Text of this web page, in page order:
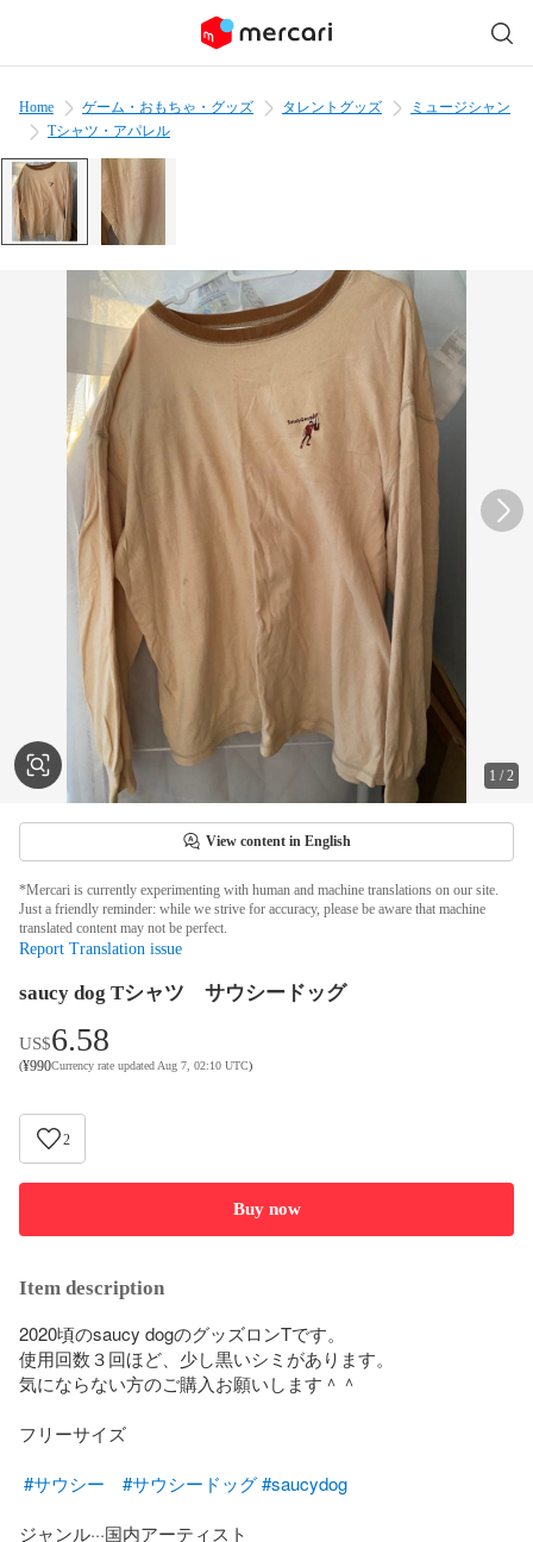
Home ゲーム・おもちゃ・グッズ タレントグッズ
ミュージシャン
Tシャツ・アパレル
1 /2
View content in English
*Mercari is currently experimenting with human and machine translations on our site.
Just a friendly reminder: while we strive for accuracy, please be aware that machine
translated content may not be perfect.
Report Translation issue
saucy dog Tシャツ サウシードッグ
US$6.58
(¥990Currency rate updated Aug 7, 02:10 UTC)
2
Buy now
Item description
2020頃のsaucy dogのグッズロンTです。
使用回数３回ほど、少し黒いシミがあります。
気にならない方のご購入お願いします＾＾
フリーサイズ
#サウシー
#サウシードッグ#saucydog
ジャンル···国内アーティスト